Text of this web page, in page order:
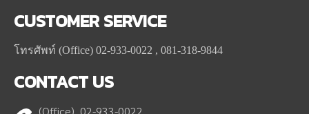
CUSTOMERSERVICE
โทรศัพท์ (Office) 02-933-0022 , 081-318-9844
CONTACTUS
(Office) 02-933-0022 ,